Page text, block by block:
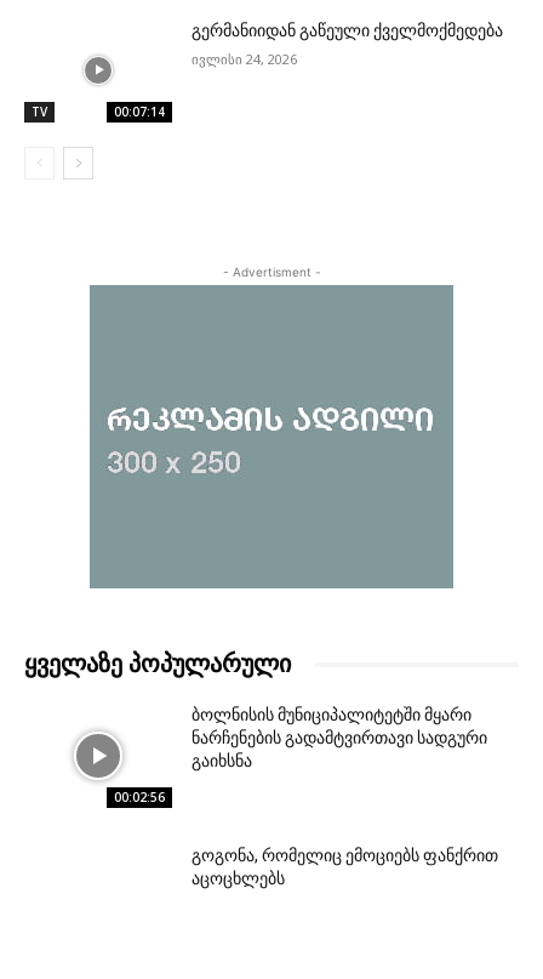
TV 00:07:14
გერმანიიდან გაწეული ქველმოქმედება
ივლისი 24, 2026
- Advertisment -
ᲧᲕᲔᲚᲐᲖᲔ ᲞᲝᲞᲣᲚᲐᲠᲣᲚᲘ
00:02:56
ბოლნისის მუნიციპალიტეტში მყარი
ნარჩენების გადამტვირთავი სადგური
გაიხსნა
გოგონა, რომელიც ემოციებს ფანქრით
აცოცხლებს